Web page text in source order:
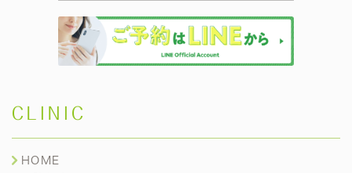
CLINIC
HOME